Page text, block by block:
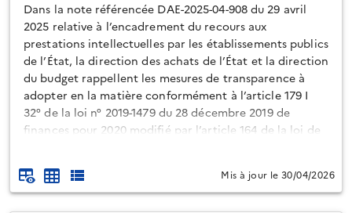
Dans la note référencée DAE-2025-04-908 du 29 avril
2025 relative à l’encadrement du recours aux
prestations intellectuelles par les établissements publics
de l’État, la direction des achats de l’État et la direction
du budget rappellent les mesures de transparence à
adopter en la matière conformément à l’article 179 I
32° de la loi n° 2019-1479 du 28 décembre 2019 de
finances pour 2020 modifié par l’article 164 de la loi de
A ce titre, l'ADEME publie une liste des achats
susceptibles de relever de prestations de conseil
Mis à jour le 30/04/2026